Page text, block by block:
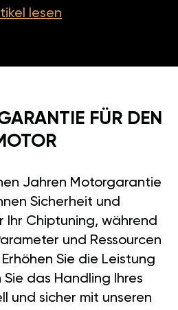
lesen
FÜR DEN
Jahren Motorgarantie
Sicherheit und
Ihr Chiptuning, während
und Ressourcen
Sie die Leistung
das Handling Ihres
und sicher mit unseren